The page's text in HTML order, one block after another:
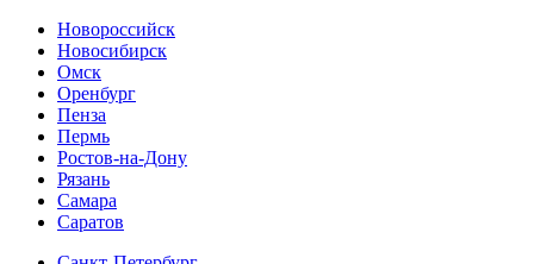
Новороссийск
Новосибирск
Омск
Оренбург
Пенза
Пермь
Ростов-на-Дону
Рязань
Самара
Cаратов